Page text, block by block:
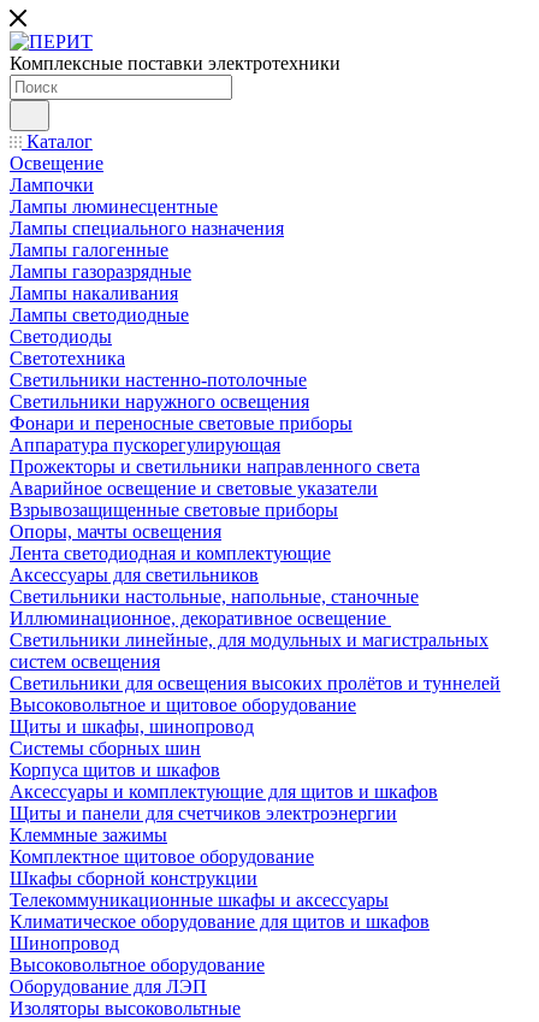
Комплексные поставки электротехники
Каталог
Освещение
Лампочки
Лампы люминесцентные
Лампы специального назначения
Лампы галогенные
Лампы газоразрядные
Лампы накаливания
Лампы светодиодные
Светодиоды
Светотехника
Светильники настенно-потолочные
Светильники наружного освещения
Фонари и переносные световые приборы
Аппаратура пускорегулирующая
Прожекторы и светильники направленного света
Аварийное освещение и световые указатели
Взрывозащищенные световые приборы
Опоры, мачты освещения
Лента светодиодная и комплектующие
Аксессуары для светильников
Светильники настольные, напольные, станочные
Иллюминационное, декоративное освещение
Светильники линейные, для модульных и магистральных
систем освещения
Светильники для освещения высоких пролётов и туннелей
Высоковольтное и щитовое оборудование
Щиты и шкафы, шинопровод
Системы сборных шин
Корпуса щитов и шкафов
Аксессуары и комплектующие для щитов и шкафов
Щиты и панели для счетчиков электроэнергии
Клеммные зажимы
Комплектное щитовое оборудование
Шкафы сборной конструкции
Телекоммуникационные шкафы и аксессуары
Климатическое оборудование для щитов и шкафов
Шинопровод
Высоковольтное оборудование
Оборудование для ЛЭП
Изоляторы высоковольтные